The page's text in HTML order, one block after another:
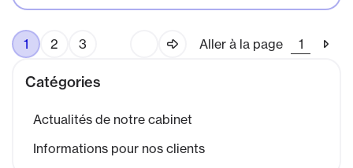
passant par la vérification des pièces justificatives. Le point
1 2 3 Aller à la page
Catégories
Actualités de notre cabinet
Informations pour nos clients